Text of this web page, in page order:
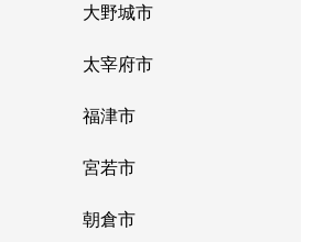
大野城市
太宰府市
福津市
宮若市
朝倉市